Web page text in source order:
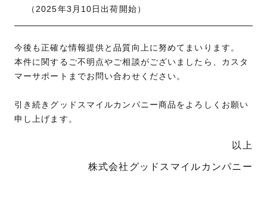
（2025年3月10日出荷開始）
今後も正確な情報提供と品質向上に努めてまいります。
本件に関するご不明点やご相談がございましたら、カスタ
マーサポートまでお問い合わせください。
引き続きグッドスマイルカンパニー商品をよろしくお願い
申し上げます。
以上
株式会社グッドスマイルカンパニー